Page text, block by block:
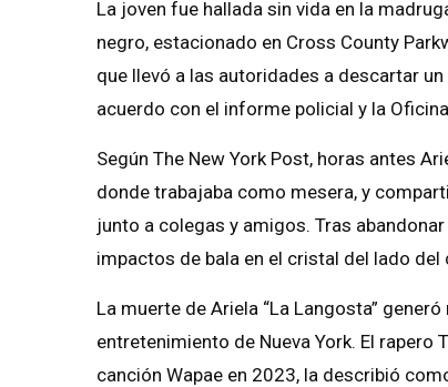
La joven fue hallada sin vida en la
negro, estacionado en Cross County
que llevó a las autoridades a descartar
acuerdo con el informe policial y la
Según The New York Post, horas antes
donde trabajaba como mesera, y
junto a colegas y amigos. Tras
impactos de bala en el cristal del lado del
La muerte de Ariela “La Langosta”
entretenimiento de Nueva York. El rapero
canción Wapae en 2023, la describió